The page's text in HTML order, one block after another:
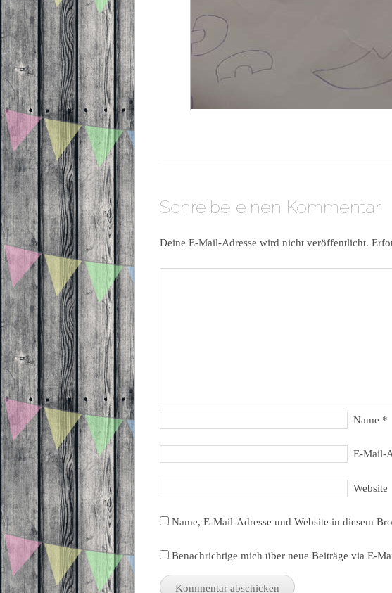
Schreibe einen Kommentar
Deine E-Mail-Adresse wird nicht veröffentlicht.
Name *
E-Mail-
Website
Name, E-Mail-Adresse und Website in diesem
Benachrichtige mich über neue Beiträge via E-